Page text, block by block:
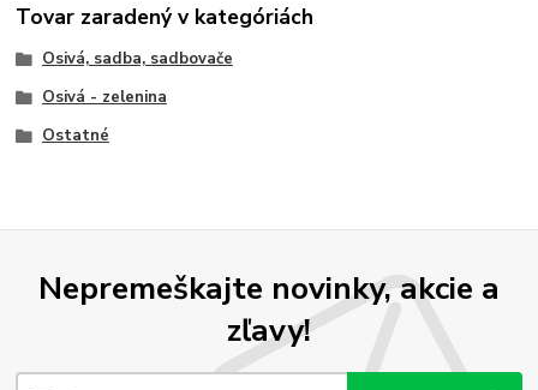
Tovar zaradený v kategóriách
Osivá, sadba, sadbovače
Osivá - zelenina
Ostatné
Nepremeškajte novinky, akcie a
zľavy!